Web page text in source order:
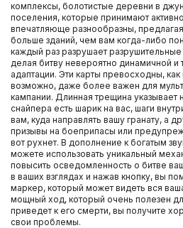
комплексы, болотистые деревни в
поселения, которые принимают
впечатляюще разнообразны,
больше зданий, чем вам когда-либо
каждый раз разрушает
делая битву невероятно динамичной
адаптации. Эти карты превосходны,
возможно, даже более важен для
кампании. Длинная трещина указывает
снайпера есть шарик на вас, шаги
вам, куда направлять вашу гранату, а
призывы на боеприпасы или
вот рухнет. В дополнение к богатым
можете использовать уникальный
повысить осведомленность о битве
в ваших взглядах и нажав кнопку, вы
маркер, который может видеть вся
мощный ход, который очень полезен
приведет к его смерти, вы получите
свои проблемы.